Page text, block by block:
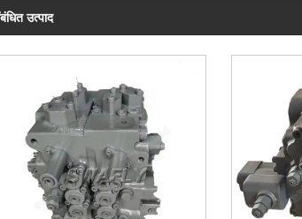
उत्पाद